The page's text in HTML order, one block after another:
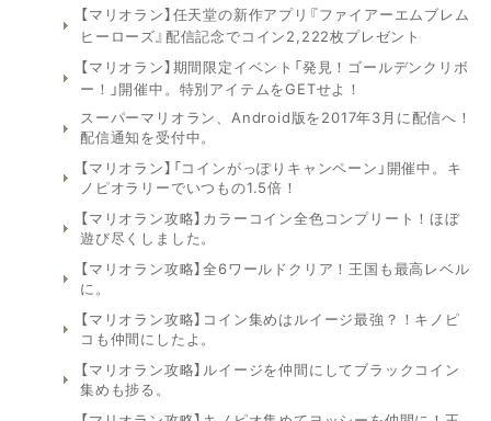
【マリオラン】任天堂の新作アプリ『ファイアーエムブレム
ヒーローズ』配信記念でコイン2,222枚プレゼント
【マリオラン】期間限定イベント「発見！ゴールデンクリボ
ー！」開催中。特別アイテムをGETせよ！
スーパーマリオラン、Android版を2017年3月に配信へ！
配信通知を受付中。
【マリオラン】「コインがっぽりキャンペーン」開催中。キ
ノピオラリーでいつもの1.5倍！
【マリオラン攻略】カラーコイン全色コンプリート！ほぼ
遊び尽くしました。
【マリオラン攻略】全6ワールドクリア！王国も最高レベル
に。
【マリオラン攻略】コイン集めはルイージ最強？！キノピ
コも仲間にしたよ。
【マリオラン攻略】ルイージを仲間にしてブラックコイン
集めも捗る。